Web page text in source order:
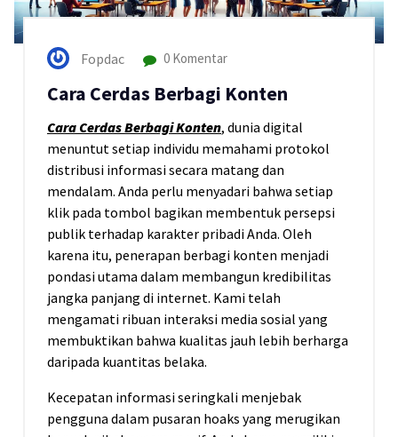
Fopdac 0 Komentar
Cara Cerdas Berbagi Konten
Cara Cerdas Berbagi Konten, dunia digital
menuntut setiap individu memahami protokol
distribusi informasi secara matang dan
mendalam. Anda perlu menyadari bahwa setiap
klik pada tombol bagikan membentuk persepsi
publik terhadap karakter pribadi Anda. Oleh
karena itu, penerapan berbagi konten menjadi
pondasi utama dalam membangun kredibilitas
jangka panjang di internet. Kami telah
mengamati ribuan interaksi media sosial yang
membuktikan bahwa kualitas jauh lebih berharga
daripada kuantitas belaka.
Kecepatan informasi seringkali menjebak
pengguna dalam pusaran hoaks yang merugikan